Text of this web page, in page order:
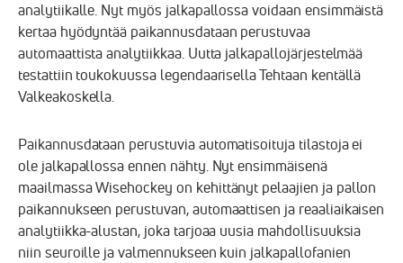
analytiikalle. Nyt myös jalkapallossa voidaan ensimmäistä
kertaa hyödyntää paikannusdataan perustuvaa
automaattista analytiikkaa. Uutta jalkapallojärjestelmää
testattiin toukokuussa legendaarisella Tehtaan kentällä
Valkeakoskella.
Paikannusdataan perustuvia automatisoituja tilastoja ei
ole jalkapallossa ennen nähty. Nyt ensimmäisenä
maailmassa Wisehockey on kehittänyt pelaajien ja pallon
paikannukseen perustuvan, automaattisen ja reaaliaikaisen
analytiikka-alustan, joka tarjoaa uusia mahdollisuuksia
niin seuroille ja valmennukseen kuin jalkapallofanien